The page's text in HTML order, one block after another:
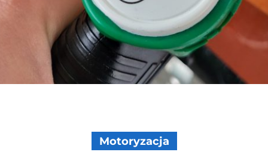
Motoryzacja